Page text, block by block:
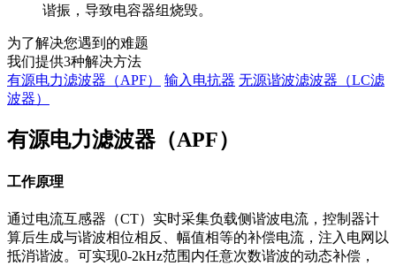
谐振，导致电容器组烧毁。
为了解决您遇到的难题
我们提供3种解决方法
有源电力滤波器（APF）
输入电抗器 无源谐波滤波器（LC滤
波器）
有源电力滤波器（APF）
工作原理
通过电流互感器（CT）实时采集负载侧谐波电流，控制器计
算后生成与谐波相位相反、幅值相等的补偿电流，注入电网以
抵消谐波。可实现0-2kHz范围内任意次数谐波的动态补偿，